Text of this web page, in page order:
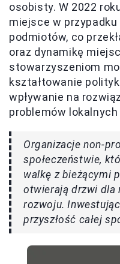
osobisty. W 2022
miejsce w
podmiotów, co
oraz dynamikę
stowarzyszeniom
kształtowanie
wpływanie na
problemów lokalnych
Organizacje non-
społeczeństwie,
walkę z bieżącymi
otwierają drzwi dla
rozwoju.
przyszłość całej